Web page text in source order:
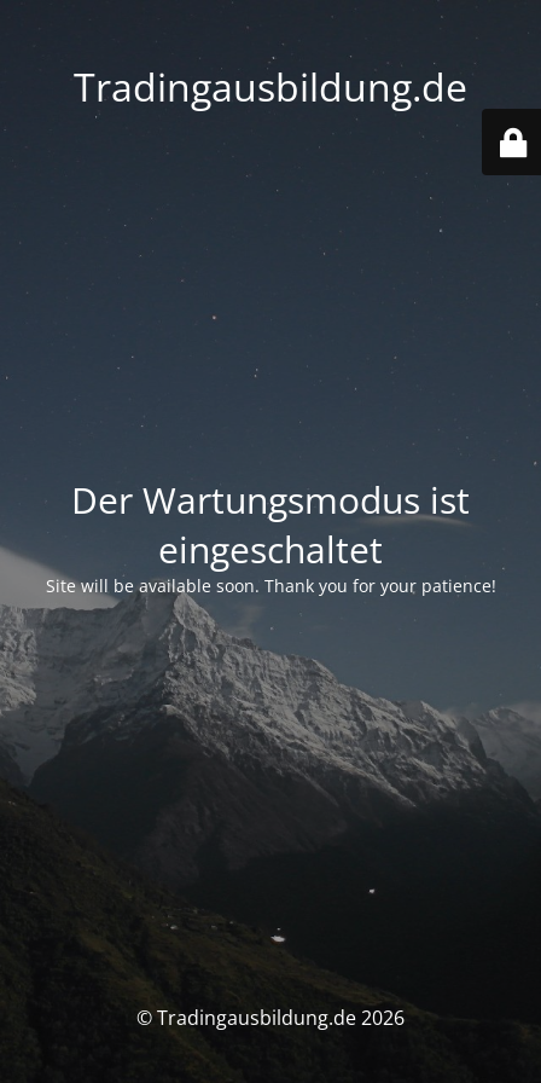
Tradingausbildung.de
Der Wartungsmodus ist
eingeschaltet
Site will be available soon. Thank you for your patience!
© Tradingausbildung.de 2026